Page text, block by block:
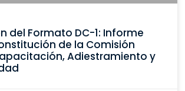
del Formato DC-1: Informe
de la Comisión
Adiestramiento y